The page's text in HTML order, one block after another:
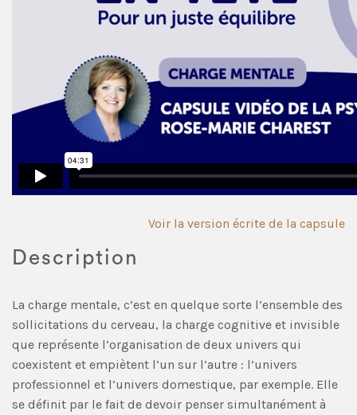
Voir la version écrite de la capsule
Description
La charge mentale, c’est en quelque sorte l’ensemble des
sollicitations du cerveau, la charge cognitive et invisible
que représente l’organisation de deux univers qui
coexistent et empiètent l’un sur l’autre : l’univers
professionnel et l’univers domestique, par exemple. Elle
se définit par le fait de devoir penser simultanément à